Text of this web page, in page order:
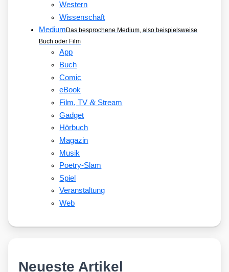
Western
Wissenschaft
Medium Das besprochene Medium, also beispielsweise
Buch oder Film
App
Buch
Comic
eBook
Film, TV&Stream
Gadget
Hörbuch
Magazin
Musik
Poetry-Slam
Spiel
Veranstaltung
Web
Neueste Artikel